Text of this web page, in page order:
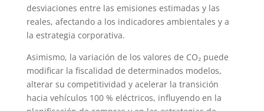
desviaciones entre las emisiones estimadas y las
reales, afectando a los indicadores ambientales y a
la estrategia corporativa.
Asimismo, la variación de los valores de CO₂ puede
modificar la fiscalidad de determinados modelos,
alterar su competitividad y acelerar la transición
hacia vehículos 100 % eléctricos, influyendo en la